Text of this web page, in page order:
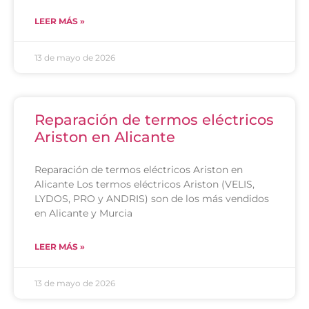
LEER MÁS »
13 de mayo de 2026
Reparación de termos eléctricos
Ariston en Alicante
Reparación de termos eléctricos Ariston en
Alicante Los termos eléctricos Ariston (VELIS,
LYDOS, PRO y ANDRIS) son de los más vendidos
en Alicante y Murcia
LEER MÁS »
13 de mayo de 2026